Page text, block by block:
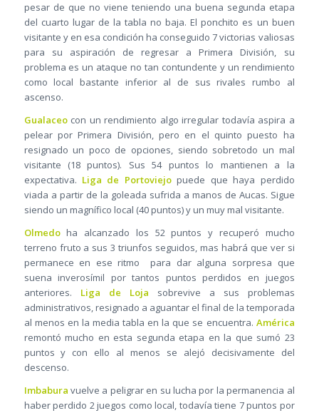
pesar de que no viene teniendo una buena segunda etapa
del cuarto lugar de la tabla no baja. El ponchito es un buen
visitante y en esa condición ha conseguido 7 victorias valiosas
para su aspiración de regresar a Primera División, su
problema es un ataque no tan contundente y un rendimiento
como local bastante inferior al de sus rivales rumbo al
ascenso.
Gualaceocon un rendimiento algo irregular todavía aspira a
pelear por Primera División, pero en el quinto puesto ha
resignado un poco de opciones, siendo sobretodo un mal
visitante (18 puntos). Sus 54 puntos lo mantienen a la
expectativa. Liga de Portoviejopuede que haya perdido
viada a partir de la goleada sufrida a manos de Aucas. Sigue
siendo un magnífico local (40 puntos) y un muy mal visitante.
Olmedoha alcanzado los 52 puntos y recuperó mucho
terreno fruto a sus 3 triunfos seguidos, mas habrá que ver si
permanece en ese ritmo para dar alguna sorpresa que
suena inverosímil por tantos puntos perdidos en juegos
anteriores. Liga de Loja sobrevive a sus problemas
administrativos, resignado a aguantar el final de la temporada
al menos en la media tabla en la que se encuentra. América
remontó mucho en esta segunda etapa en la que sumó 23
puntos y con ello al menos se alejó decisivamente del
descenso.
Imbabura vuelve a peligrar en su lucha por la permanencia al
haber perdido 2 juegos como local, todavía tiene 7 puntos por